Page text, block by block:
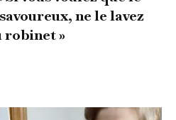
ne le lavez
robinet »